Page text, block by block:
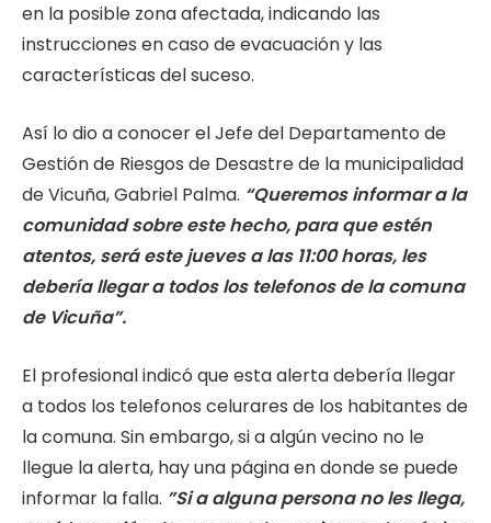
en la posible zona afectada, indicando las
instrucciones en caso de evacuación y las
características del suceso.
Así lo dio a conocer el Jefe del Departamento de
Gestión de Riesgos de Desastre de la municipalidad
de Vicuña, Gabriel Palma. “Queremos informar a la
comunidad sobre este hecho, para que estén
atentos, será este jueves a las 11:00 horas, les
debería llegar a todos los telefonos de la comuna
de Vicuña”.
El profesional indicó que esta alerta debería llegar
a todos los telefonos celurares de los habitantes de
la comuna. Sin embargo, si a algún vecino no le
llegue la alerta, hay una página en donde se puede
informar la falla. ”Si a alguna persona no les llega,